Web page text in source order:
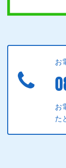
お
お
た